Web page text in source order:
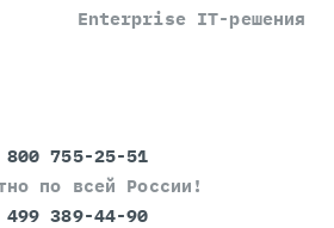
Enterprise IT-решения
755-25-51
по всей России!
389-44-90